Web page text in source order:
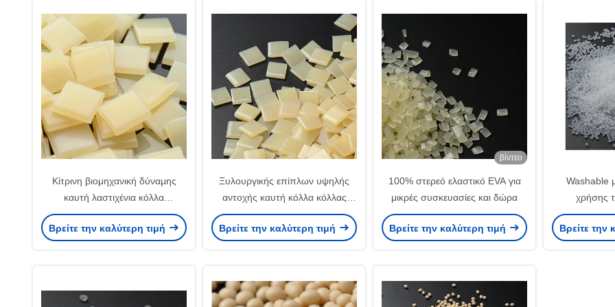
Κίτρινη βιομηχανική δύναμης
καυτή λαστιχένια κόλλα
λειωμένων μετάλλων κόλλας
7085-85-0 καυτή
Βρείτε την καλύτερη τιμή
Ξυλουργικής επίπλων υψηλής
αντοχής καυτή κόλλα κόλλας
λειωμένων μετάλλων της EVA
καυτή για τη σύνδεση ακρών
Βρείτε την καλύτερη τιμή
βίντεο
100% στερεό ελαστικό EVA για
μικρές συσκευασίες και δώρα
Βρείτε την καλύτερη τιμή
Washable
χρήσης
Βρείτε την